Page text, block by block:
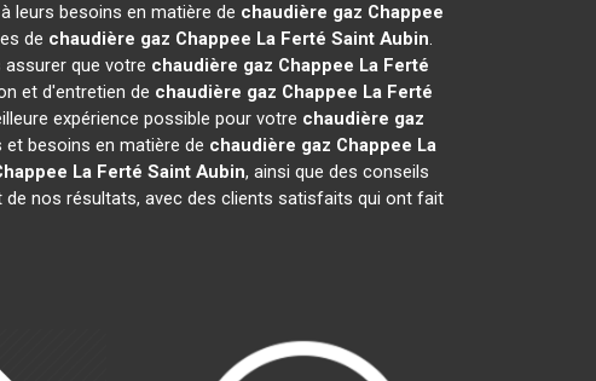
leurs besoins en matière de chaudière gaz Chappee
de chaudière gaz Chappee La Ferté Saint Aubin.
que votre chaudière gaz Chappee La Ferté
et d'entretien de chaudière gaz Chappee La Ferté
expérience possible pour votre chaudière gaz
besoins en matière de chaudière gaz Chappee La
La Ferté Saint Aubin, ainsi que des conseils
nos résultats, avec des clients satisfaits qui ont fait